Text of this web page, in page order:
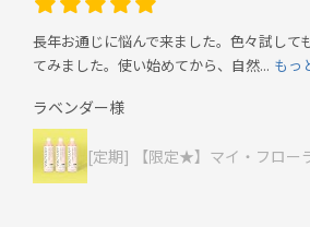
長年お通じに悩んで来ました。色々試して
てみました。使い始めてから、自然... もっ
ラベンダー様
[定期] 【限定★】マイ・フロ